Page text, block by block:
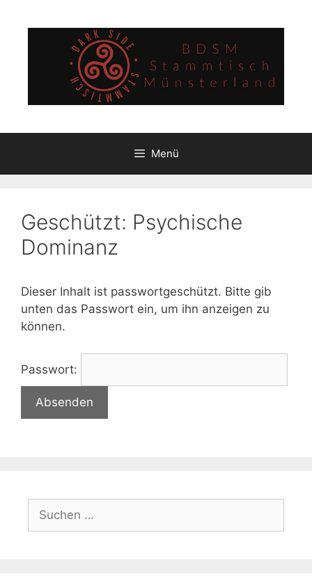
Inhalt
Menü
Geschützt: Psychische
Dominanz
Dieser Inhalt ist passwortgeschützt. Bitte gib
unten das Passwort ein, um ihn anzeigen zu
können.
Passwort:
Suchen
nach: